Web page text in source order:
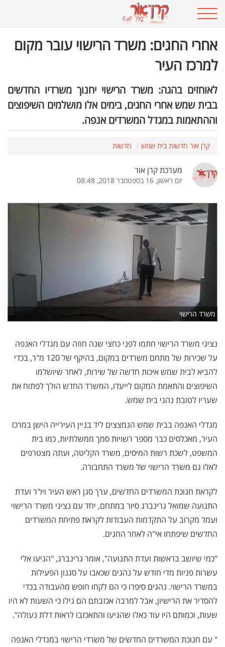
אחרי החגים: משרד הרישוי עובר מקום
למרכז העיר
לאוחזים בהגה: משרד הרישוי יחנוך משרדיו החדשים
בבית שמש אחרי החגים, בימים אלו מושלמים השיפוצים
וההתאמות במגדל המשרדים אנפה.
קרן אור חדשות בית שמש חדשות
מערכת קרן אור
יום ראשון, 16 בספטמבר 2018, 08:48
משרד הרישוי
נציגי משרד הרישוי חתמו לפני כחצי שנה חוזה עם מגדלי האנפה
על שכירות של מתחם משרדים במקום, בהיקף של 120 מ"ר, בכדי
להביא לבית שמש איכות חדשה של שירות, לאחר שיושלמו
השיפוצים והתאמת המקום לייעדו, המשרד החדש הולך לפתוח את
שעריו לטובת נהגי בית שמש.
מגדלי האנפה בבית שמש הנמצצים ליד בניין העירייה הישן במרכז
העיר, מאכלסים כבר מספר רשויות סמך ממשלתיות, כמו בית
המשפט, לשכת רשות המיסים, משרד הקליטה, ועתה מצטרפים
לאלו גם משרד הרישוי של משרד התחבורה.
לקראת חנוכת המשרדים החדשים, ערך סגן ראש העיר ויו"ר ועדת
התנועה שמואל גרינברג סיור במתחם, יחד עם נציגי משרד הרישוי
ועמד מקרוב על התקדמות העבודות לקראת פתיחת המשרדים
החדשים שיפתחו אי"ה לאחר החגים.
"כמי שיושב בראשות ועדת התנועה", אומר גרינברג, "הגיעו אלי
עשרות פניות מדי חודש על נהגים שכאבו על סגנון הפעילות
במשרד הרישוי. נהגים סיפרו כי הם לקחו חופש מהעבודה בכדי
להסדיר את הרישיון, אבל למרבה אכזבתם הם גילו כי השעות לא היו
שעות, וכמותם היו עוד כאלו שהגיעו והתאכזבו לראות דלת נעולה".
" עם חנוכת המשרדים החדשים של משרדי הרישוי במגדלי האנפה